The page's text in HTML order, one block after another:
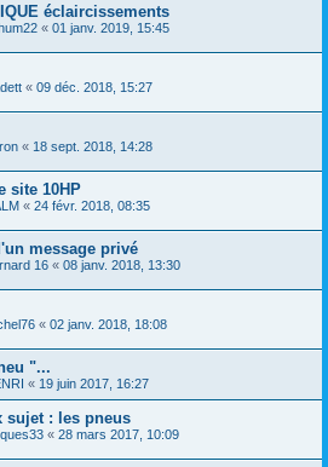
éclaircissements
« 01 janv. 2019, 15:45
« 09 déc. 2018, 15:27
« 18 sept. 2018, 14:28
site 10HP
« 24 févr. 2018, 08:35
message privé
16 « 08 janv. 2018, 13:30
« 02 janv. 2018, 18:08
"...
« 19 juin 2017, 16:27
sujet : les pneus
« 28 mars 2017, 10:09